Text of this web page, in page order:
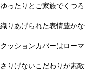
ゆったりとご家族でくつ
織りあげられた表情豊か
クッションカバーはロー
さりげないこだわりが素敵